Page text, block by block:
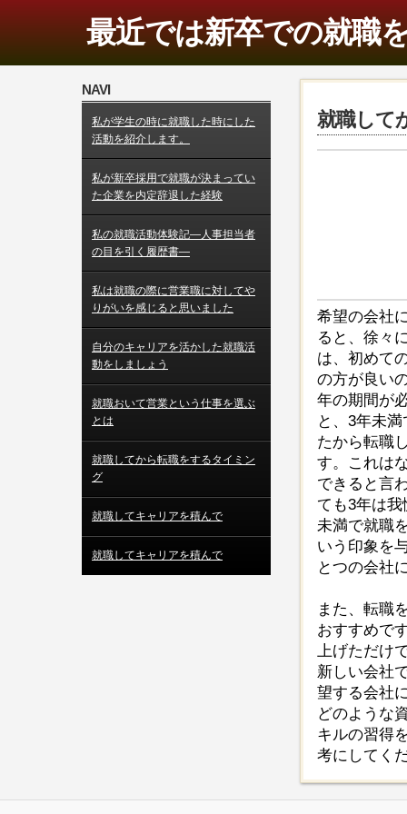
最近では新卒での就職
NAVI
私が学生の時に就職した時にした
活動を紹介します。
私が新卒採用で就職が決まってい
た企業を内定辞退した経験
私の就職活動体験記―人事担当者
の目を引く履歴書―
私は就職の際に営業職に対してや
りがいを感じると思いました
自分のキャリアを活かした就職活
動をしましょう
就職おいて営業という仕事を選ぶ
とは
就職してから転職をするタイミン
グ
就職してキャリアを積んで
就職してキャリアを積んで
就職して
希望の会社
ると、徐々
は、初めて
の方が良い
年の期間が
と、3年未
たから転職
す。これは
できると言
ても3年は
未満で就職
いう印象を
とつの会社
また、転職
おすすめで
上げただけ
新しい会社
望する会社
どのような
キルの習得
考にしてく